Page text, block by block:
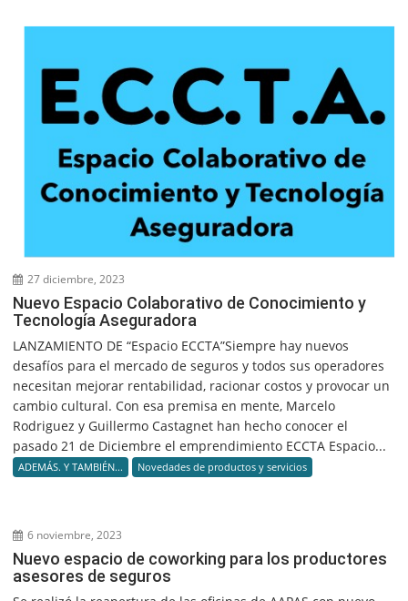
27 diciembre, 2023
Nuevo Espacio Colaborativo de Conocimiento y
Tecnología Aseguradora
LANZAMIENTO DE “Espacio ECCTA”Siempre hay nuevos
desafíos para el mercado de seguros y todos sus operadores
necesitan mejorar rentabilidad, racionar costos y provocar un
cambio cultural. Con esa premisa en mente, Marcelo
Rodriguez y Guillermo Castagnet han hecho conocer el
pasado 21 de Diciembre el emprendimiento ECCTA Espacio...
ADEMÁS. Y TAMBIÉN... Novedades de productos y servicios
6 noviembre, 2023
Nuevo espacio de coworking para los productores
asesores de seguros